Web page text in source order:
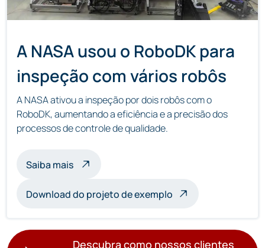
A NASA usou o RoboDK para
inspeção com vários robôs
A NASA ativou a inspeção por dois robôs com o
RoboDK, aumentando a eficiência e a precisão dos
processos de controle de qualidade.
Saiba maissobre a inspeção com vários robôs
Download do projeto de exemplo
Descubra como nossos clientes